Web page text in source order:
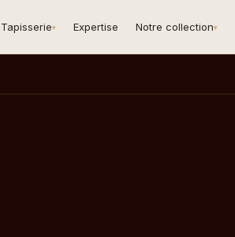
Tapisserie▾ Expertise Notre collection▾